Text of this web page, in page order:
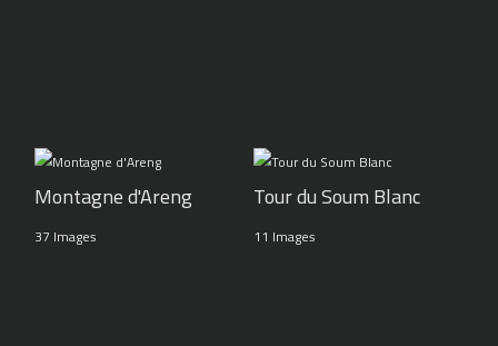
Montagne d'Areng
37 Images
Tour du Soum Blanc
11 Images